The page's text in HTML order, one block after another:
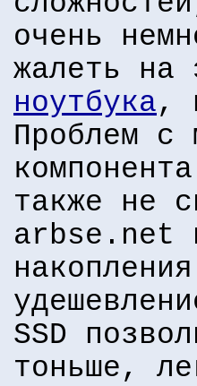
очень
жалеть на
ноутбука,
Проблем с
также не
arbse.net
SSD
тоньше,